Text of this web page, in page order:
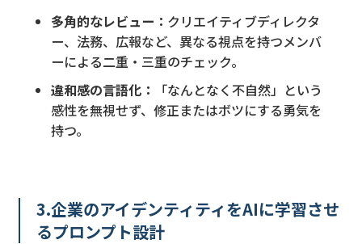
多角的なレビュー： クリエイティブディレクタ
ー、法務、広報など、異なる視点を持つメンバ
ーによる二重・三重のチェック。
違和感の言語化：
「なんとなく不自然」という
感性を無視せず、修正またはボツにする勇気を
持つ。
3.企業のアイデンティティをAIに学習させ
るプロンプト設計